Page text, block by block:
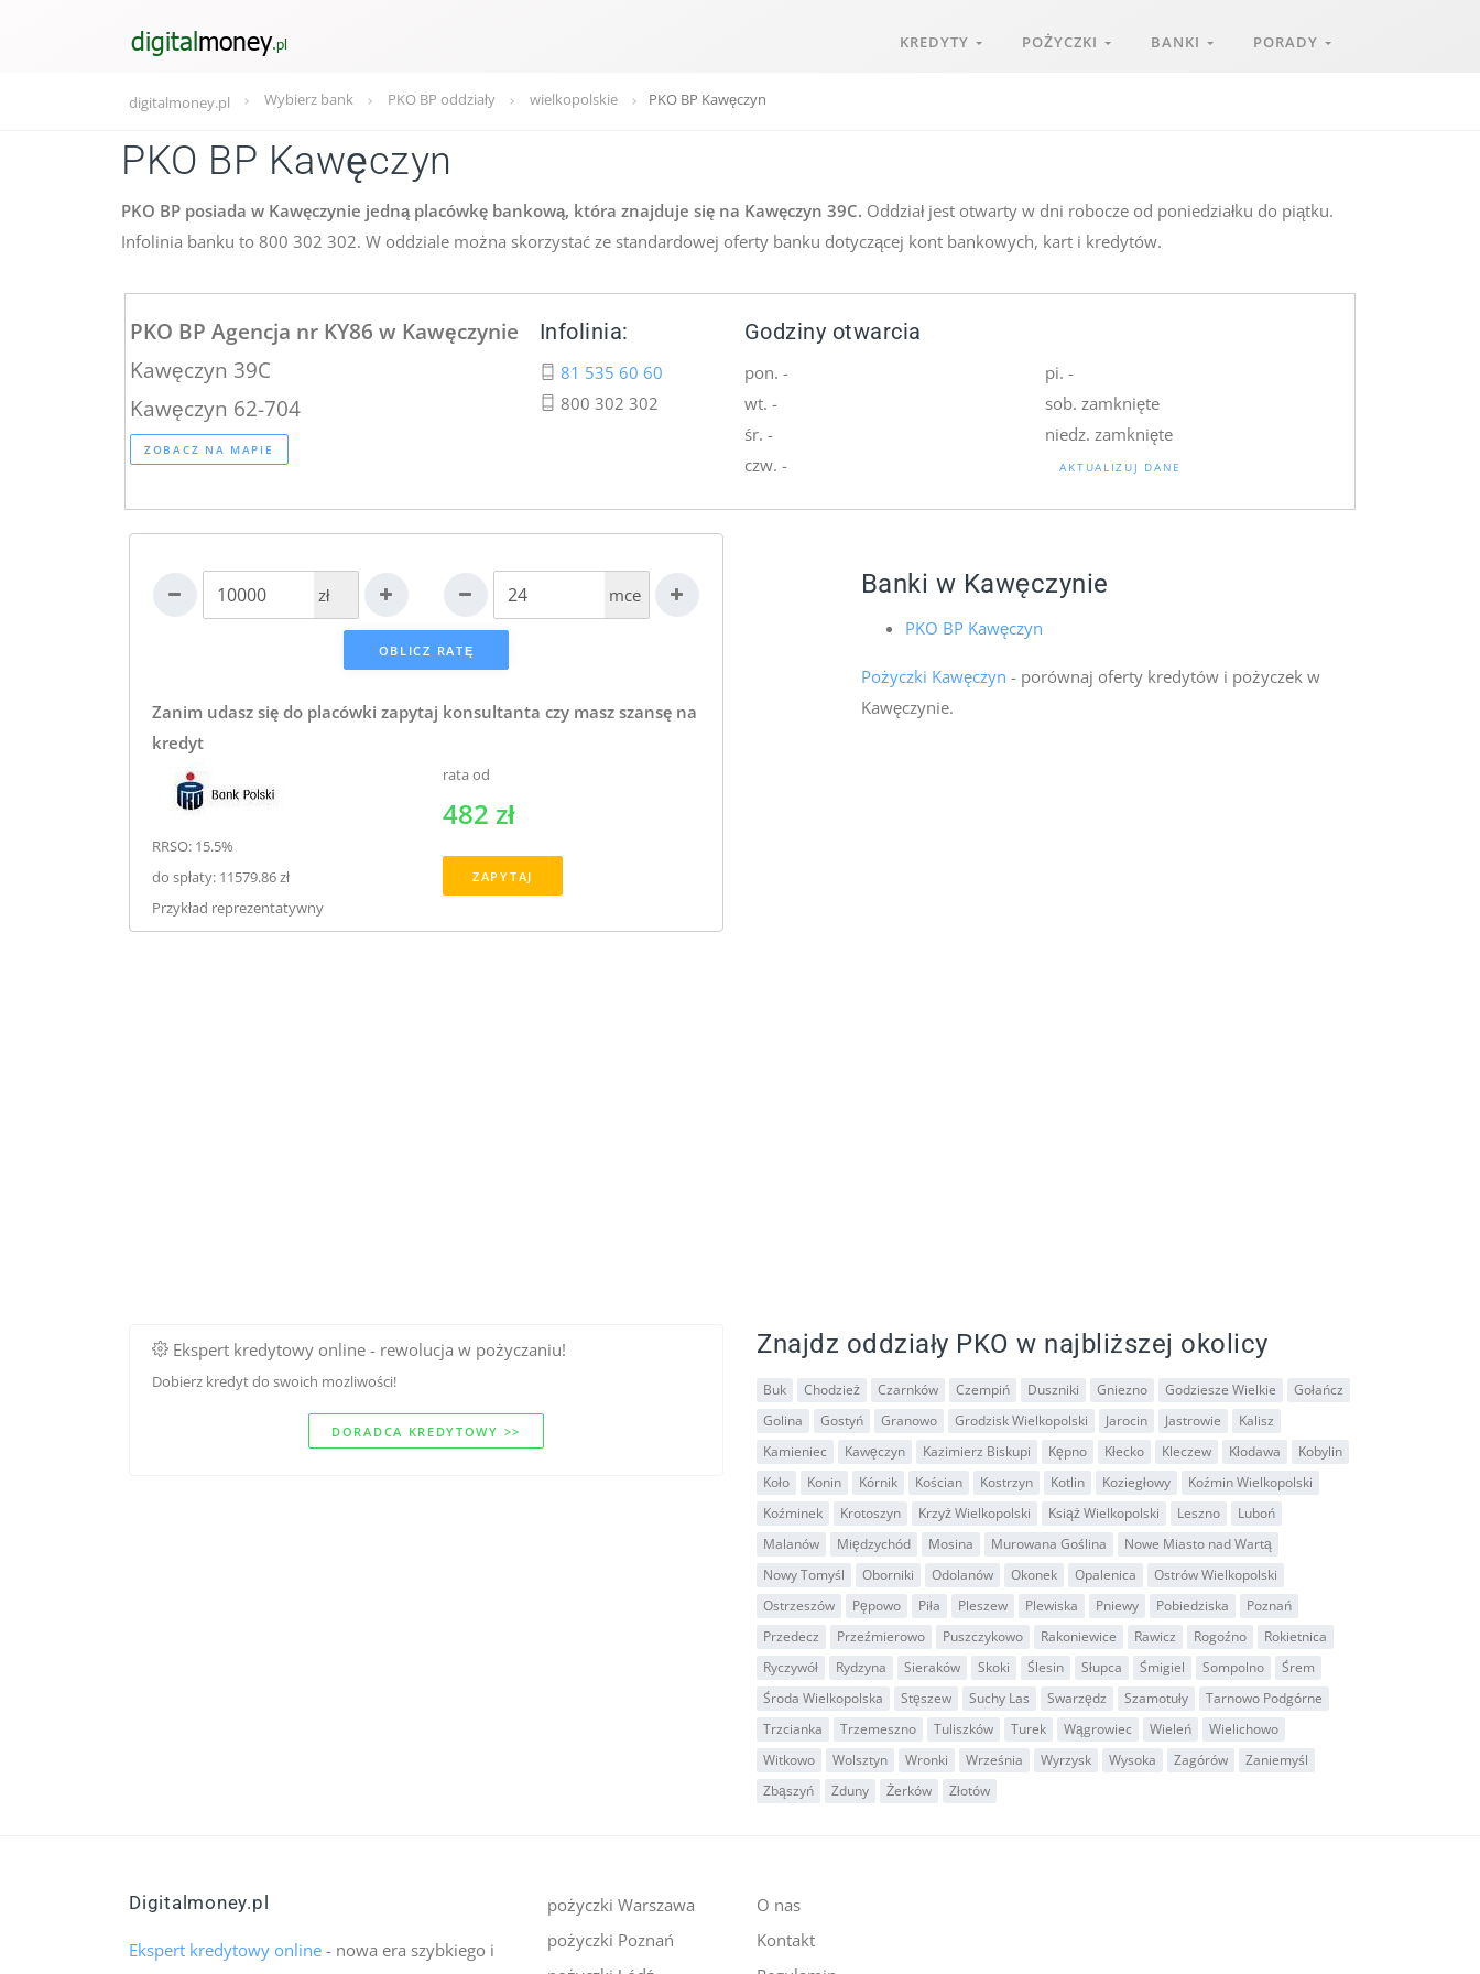
KREDYTY POŻYCZKI BANKI PORADY
digitalmoney.pl Wybierz bank PKO BP oddziały wielkopolskie PKO BP Kawęczyn
PKO BP Kawęczyn
PKO BP posiada w Kawęczynie jedną placówkę bankową, która znajduje się na Kawęczyn 39C. Oddział jest otwarty w dni robocze od poniedziałku do piątku.
Infolinia banku to 800 302 302. W oddziale można skorzystać ze standardowej oferty banku dotyczącej kont bankowych, kart i kredytów.
PKO BP Agencja nr KY86 w Kawęczynie
Kawęczyn 39C
Kawęczyn 62-704
ZOBACZ NA MAPIE
Infolinia:
81 535 60 60
800 302 302
Godziny otwarcia
pon. -
wt. -
śr. -
czw. -
pi. -
sob. zamknięte
niedz. zamknięte
AKTUALIZUJ DANE
zł mce
Zanim udasz się do placówki zapytaj konsultanta czy masz szansę na
kredyt
RRSO: 15.5%
do spłaty: 11579.86 zł
Przykład reprezentatywny
rata od
482 zł
ZAPYTAJ
Banki w Kawęczynie
PKO BP Kawęczyn
Pożyczki Kawęczyn - porównaj oferty kredytów i pożyczek w
Kawęczynie.
Ekspert kredytowy online - rewolucja w pożyczaniu!
Dobierz kredyt do swoich mozliwości!
DORADCA KREDYTOWY >>
Znajdz oddziały PKO w najbliższej okolicy
Buk Chodzież Czarnków Czempiń Duszniki Gniezno Godziesze Wielkie
Gołańcz
Golina
Gostyń Granowo Grodzisk Wielkopolski Jarocin Jastrowie
Kalisz
Kamieniec
Kawęczyn Kazimierz Biskupi Kępno Kłecko Kleczew Kłodawa
Kobylin
Koło
Konin Kórnik Kościan Kostrzyn Kotlin Koziegłowy
Koźmin Wielkopolski
Koźminek
Krotoszyn Krzyż Wielkopolski Książ Wielkopolski Leszno
Luboń
Malanów
Międzychód Mosina Murowana Goślina
Nowe Miasto nad Wartą
Nowy Tomyśl
Oborniki Odolanów Okonek Opalenica
Ostrów Wielkopolski
Ostrzeszów
Pępowo Piła Pleszew Plewiska Pniewy Pobiedziska
Poznań
Przedecz
Przeźmierowo Puszczykowo Rakoniewice Rawicz Rogoźno
Rokietnica
Ryczywół
Rydzyna Sieraków Skoki Ślesin Słupca Śmigiel Sompolno
Śrem
Środa Wielkopolska
Stęszew Suchy Las Swarzędz Szamotuły
Tarnowo Podgórne
Trzcianka
Trzemeszno Tuliszków Turek Wągrowiec Wieleń
Wielichowo
Witkowo
Wolsztyn Wronki Września Wyrzysk Wysoka Zagórów
Zaniemyśl
Zbąszyń
Zduny Żerków Złotów
pożyczki Warszawa
pożyczki Poznań
O nas
Kontakt
Digitalmoney.pl
Ekspert kredytowy online - nowa era szybkiego i